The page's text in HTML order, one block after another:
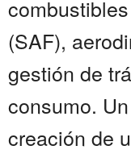
(SAF),
gestión de
consumo.
creación de